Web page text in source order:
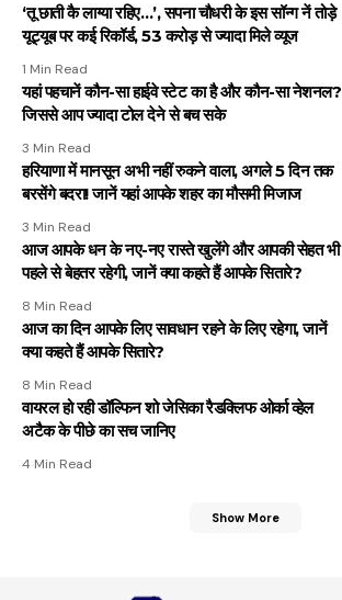
‘तू छाती कै लाग्या रहिए…’, सपना चौधरी के इस सॉन्ग नें तोड़े
यूट्यूब पर कई रिकॉर्ड, 53 करोड़ से ज्यादा मिले व्यूज
1 Min Read
यहां पहचानें कौन-सा हाईवे स्टेट का है और कौन-सा नेशनल?
जिससे आप ज्यादा टोल देने से बच सके
3 Min Read
हरियाणा में मानसून अभी नहीं रुकने वाला, अगले 5 दिन तक
बरसेंगे बदरा! जानें यहां आपके शहर का मौसमी मिजाज
3 Min Read
आज आपके धन के नए-नए रास्ते खुलेंगे और आपकी सेहत भी
पहले से बेहतर रहेगी, जानें क्या कहते हैं आपके सितारे?
8 Min Read
आज का दिन आपके लिए सावधान रहने के लिए रहेगा, जानें
क्या कहते हैं आपके सितारे?
8 Min Read
वायरल हो रही डॉल्फिन शो जेसिका रैडक्लिफ ओर्का व्हेल
अटैक के पीछे का सच जानिए
4 Min Read
Show More